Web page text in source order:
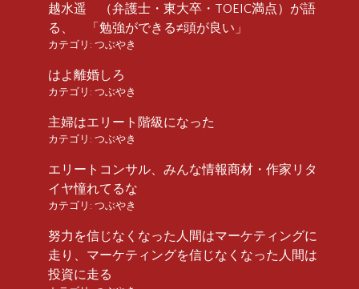
越水遥 （弁護士・東大卒・TOEIC満点）が語
る、 「勉強ができる≠頭が良い」
カテゴリ: つぶやき
はよ離婚しろ
カテゴリ: つぶやき
主婦はエリート階級になった
カテゴリ: つぶやき
エリートコンサル、みんな情報商材・作家リタ
イヤ憧れてるな
カテゴリ: つぶやき
努力を信じなくなった人間はマーケティングに
走り、マーケティングを信じなくなった人間は
投資に走る